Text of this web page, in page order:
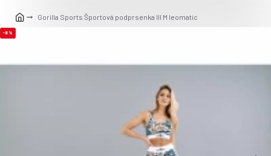
Gorilla Sports Športová podprsenka III M leomatic
-8 %